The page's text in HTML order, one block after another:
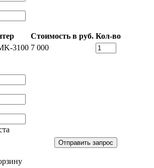
Стоимость в руб. Кол-во
3100 7 000
Отправить запрос